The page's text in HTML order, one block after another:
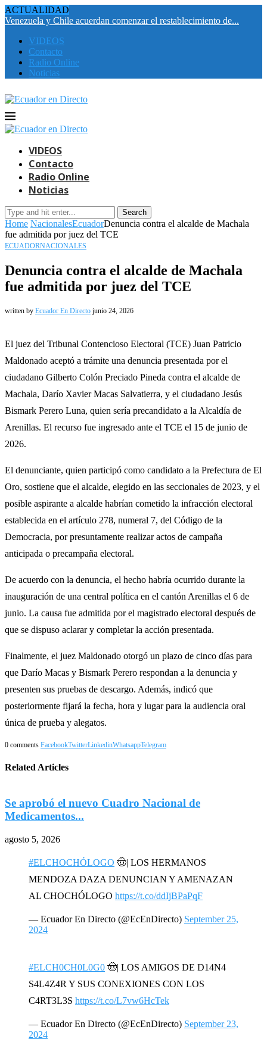
ACTUALIDAD
Venezuela y Chile acuerdan comenzar el restablecimiento de...
VIDEOS
Contacto
Radio Online
Noticias
VIDEOS
Contacto
Radio Online
Noticias
Search
Home NacionalesEcuadorDenuncia contra el alcalde de Machala
fue admitida por juez del TCE
ECUADORNACIONALES
Denuncia contra el alcalde de Machala
fue admitida por juez del TCE
written by Ecuador En Directo junio 24, 2026
El juez del Tribunal Contencioso Electoral (TCE) Juan Patricio
Maldonado aceptó a trámite una denuncia presentada por el
ciudadano Gilberto Colón Preciado Pineda contra el alcalde de
Machala, Darío Xavier Macas Salvatierra, y el ciudadano Jesús
Bismark Perero Luna, quien sería precandidato a la Alcaldía de
Arenillas. El recurso fue ingresado ante el TCE el 15 de junio de
2026.
El denunciante, quien participó como candidato a la Prefectura de El
Oro, sostiene que el alcalde, elegido en las seccionales de 2023, y el
posible aspirante a alcalde habrían cometido la infracción electoral
establecida en el artículo 278, numeral 7, del Código de la
Democracia, por presuntamente realizar actos de campaña
anticipada o precampaña electoral.
De acuerdo con la denuncia, el hecho habría ocurrido durante la
inauguración de una central política en el cantón Arenillas el 6 de
junio. La causa fue admitida por el magistrado electoral después de
que se dispuso aclarar y completar la acción presentada.
Finalmente, el juez Maldonado otorgó un plazo de cinco días para
que Darío Macas y Bismark Perero respondan a la denuncia y
presenten sus pruebas de descargo. Además, indicó que
posteriormente fijará la fecha, hora y lugar para la audiencia oral
única de prueba y alegatos.
0 comments FacebookTwitterLinkedinWhatsappTelegram
Related Articles
Se aprobó el nuevo Cuadro Nacional de
Medicamentos...
agosto 5, 2026
#ELCHOCHÓLOGO 🤠| LOS HERMANOS
MENDOZA DAZA DENUNCIAN Y AMENAZAN
AL CHOCHÓLOGO https://t.co/ddIjBPaPqF
— Ecuador En Directo (@EcEnDirecto) September 25,
2024
#ELCH0CH0L0G0 🤠| LOS AMIGOS DE D14N4
S4L4Z4R Y SUS CONEXIONES CON LOS
C4RT3L3S https://t.co/L7vw6HcTek
— Ecuador En Directo (@EcEnDirecto) September 23,
2024